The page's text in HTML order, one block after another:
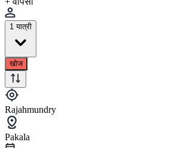
1 यात्री
खोज
Rajahmundry
Pakala